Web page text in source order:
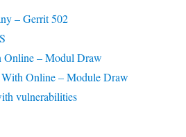
– Gerrit 502
Online – Modul Draw
With Online – Module Draw
vulnerabilities